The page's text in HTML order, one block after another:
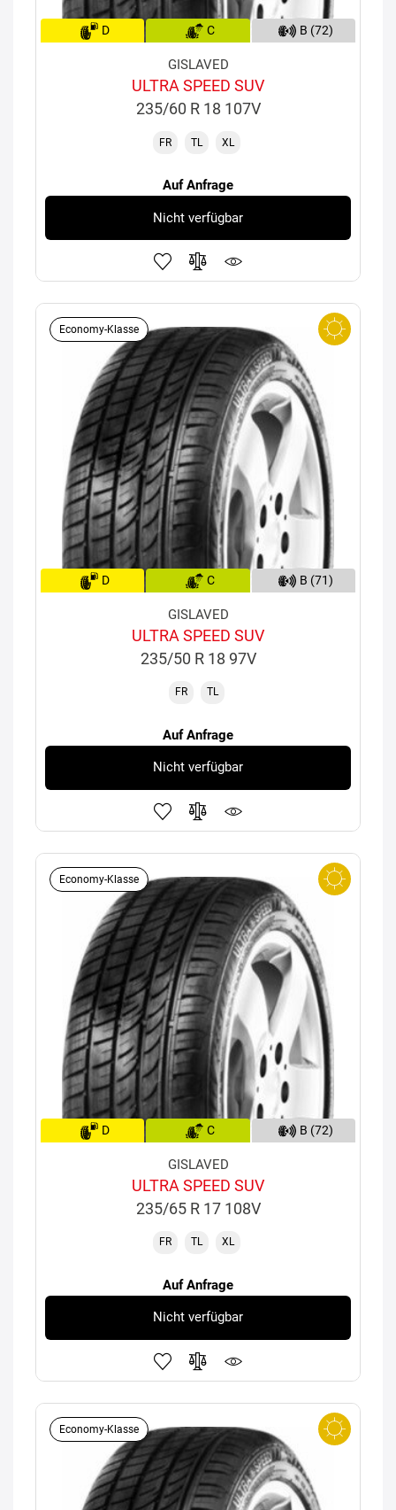
D C B (72)
GISLAVED
ULTRA SPEED SUV
235/60 R 18 107V
FR TL XL
Auf Anfrage
Nicht verfügbar
Economy-Klasse
D C B (71)
GISLAVED
ULTRA SPEED SUV
235/50 R 18 97V
FR TL
Auf Anfrage
Nicht verfügbar
Economy-Klasse
D C B (72)
GISLAVED
ULTRA SPEED SUV
235/65 R 17 108V
FR TL XL
Auf Anfrage
Nicht verfügbar
Economy-Klasse